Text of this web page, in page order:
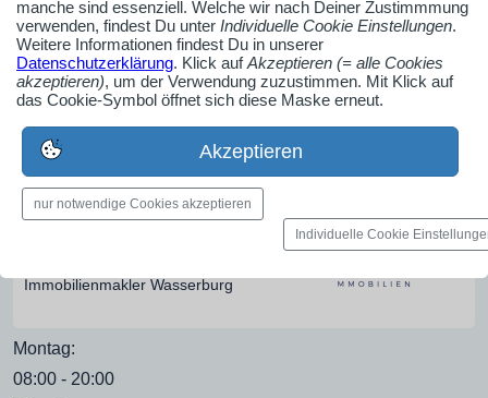
Medien-Galerie
Bilder, PDFs, Audio, Video
Pinnwand
Jobs, News, Dates & mehr
Immobilienmakler Wasserburg
Montag:
08:00 - 20:00
manche sind essenziell. Welche wir nach Deiner Zustimmmung
verwenden, findest Du unter Individuelle Cookie Einstellungen.
Weitere Informationen findest Du in unserer
Datenschutzerklärung. Klick aufAkzeptieren (= alle Cookies
akzeptieren), um der Verwendung zuzustimmen. Mit Klick auf
das Cookie-Symbol öffnet sich diese Maske erneut.
Akzeptieren
nur notwendige Cookies akzeptieren
Individuelle Cookie